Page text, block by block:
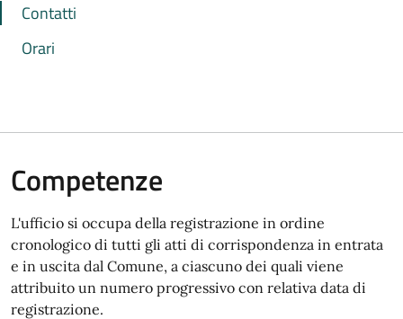
Contatti
Orari
Competenze
L'ufficio si occupa della registrazione in ordine
cronologico di tutti gli atti di corrispondenza in entrata
e in uscita dal Comune, a ciascuno dei quali viene
attribuito un numero progressivo con relativa data di
registrazione.